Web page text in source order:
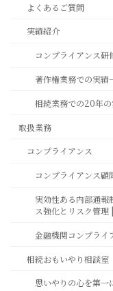
よくあるご質問
実績紹介
コンプライアンス研
著作権業務での実績
相続業務での20年
取扱業務
コンプライアンス
コンプライアンス顧
実効性ある内部通報
ス強化とリスク管理
金融機関コンプライ
相続おもいやり相談室
思いやりの心を第一